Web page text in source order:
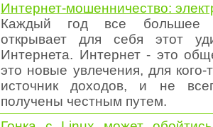
Интернет-мошенничество:
Каждый год все большее
открывает для себя этот
Интернета. Интернет - это
это новые увлечения, для кого-
источник доходов, и не
получены честным путем.